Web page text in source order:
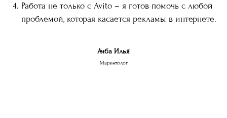
Работа не только с Avito – я готов помочь с любой
проблемой, которая касается рекламы в интернете.
Ачба Илья
Маркетолог